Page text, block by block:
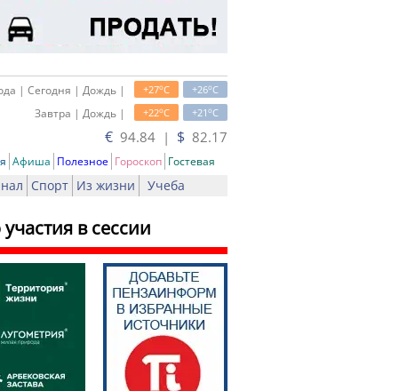
+26oC
+27oC
| Сегодня | Дождь |
+21oC
+22oC
Завтра | Дождь |
€ 94.84 | $ 82.17
Афиша Полезное Гороскоп Гостевая
Спорт Из жизни Учеба
в сессии